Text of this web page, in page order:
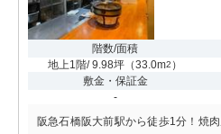
階数/面積
地上1階/ 9.98坪 （33.0m2 ）
敷金・保証金
-
阪急石橋阪大前駅から徒歩1分！焼肉